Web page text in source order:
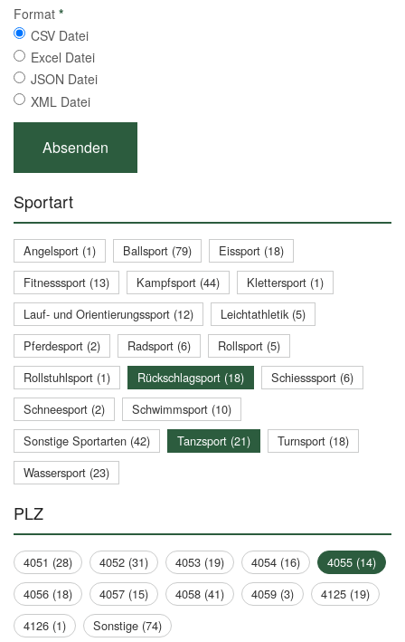
Format *
CSV Datei
Excel Datei
JSON Datei
XML Datei
Sportart
Angelsport (1) Ballsport (79)
Eissport (18)
Fitnesssport (13)
Kampfsport (44)
Klettersport (1)
Lauf- und Orientierungssport (12)
Leichtathletik (5)
Pferdesport (2)
Radsport (6)
Rollsport (5)
Rollstuhlsport (1)
Rückschlagsport (18)
Schiesssport (6)
Schneesport (2)
Schwimmsport (10)
Sonstige Sportarten (42)
Tanzsport (21)
Turnsport (18)
Wassersport (23)
PLZ
4051 (28) 4052 (31) 4053 (19) 4054 (16)
4055 (14)
4056 (18)
4057 (15) 4058 (41) 4059 (3)
4125 (19)
4126 (1)
Sonstige (74)